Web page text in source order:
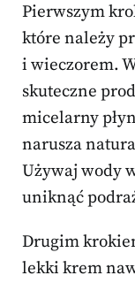
Pierwszym
które należy
i wieczorem.
skuteczne
micelarny
narusza
Używaj wody
uniknąć
Drugim
lekki krem